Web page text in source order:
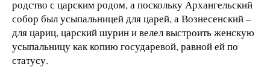
родство с царским родом, а поскольку Архангельский
собор был усыпальницей для царей, а Вознесенский –
для цариц, царский шурин и велел выстроить женскую
усыпальницу как копию государевой, равной ей по
статусу.